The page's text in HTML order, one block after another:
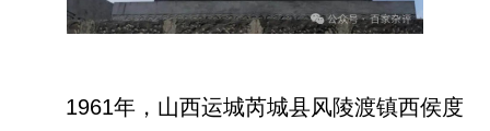
1961年，山西运城芮城县风陵渡镇西侯度